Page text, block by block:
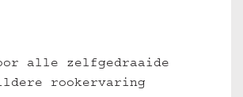
alle zelfgedraaide
rookervaring